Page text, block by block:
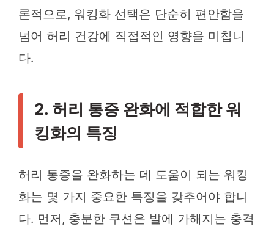
론적으로, 워킹화 선택은 단순히 편안함을
넘어 허리 건강에 직접적인 영향을 미칩니
다.
2. 허리 통증 완화에 적합한 워
킹화의 특징
허리 통증을 완화하는 데 도움이 되는 워킹
화는 몇 가지 중요한 특징을 갖추어야 합니
다. 먼저, 충분한 쿠션은 발에 가해지는 충격